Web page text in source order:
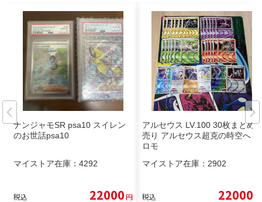
ナンジャモSR psa10 スイレン
のお世話psa10
マイストア在庫： 4292
税込 22000円
アルセウス LV.100 30枚まとめ
売り アルセウス超克の時空へ プ
ロモ
マイストア在庫： 2902
税込 22000